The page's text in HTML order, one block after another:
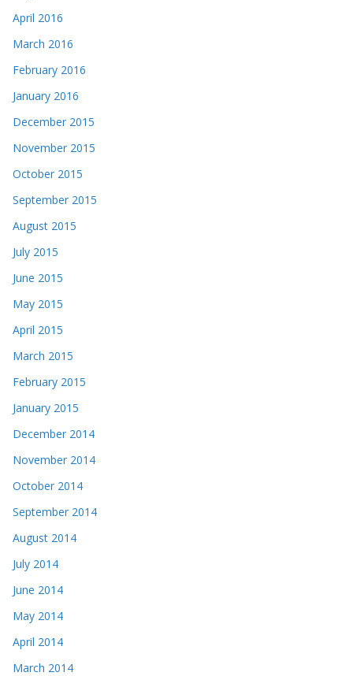
April 2016
March 2016
February 2016
January 2016
December 2015
November 2015
October 2015
September 2015
August 2015
July 2015
June 2015
May 2015
April 2015
March 2015
February 2015
January 2015
December 2014
November 2014
October 2014
September 2014
August 2014
July 2014
June 2014
May 2014
April 2014
March 2014